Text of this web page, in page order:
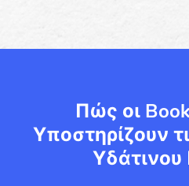
Πώς οι
Υποστηρίζουν